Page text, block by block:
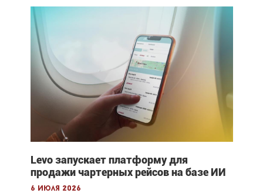
Levo запускает платформу для
продажи чартерных рейсов на базе ИИ
6 июля 2026